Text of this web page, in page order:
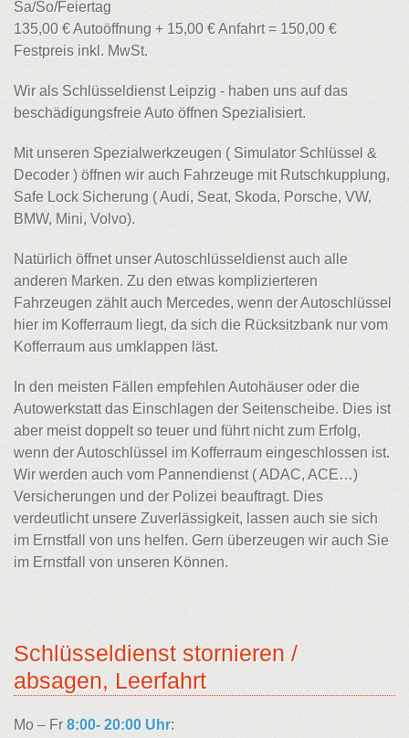
Sa/So/Feiertag
135,00 € Autoöffnung + 15,00 € Anfahrt = 150,00 €
Festpreis inkl. MwSt.
Wir als Schlüsseldienst Leipzig - haben uns auf das
beschädigungsfreie Auto öffnen Spezialisiert.
Mit unseren Spezialwerkzeugen ( Simulator Schlüssel &
Decoder ) öffnen wir auch Fahrzeuge mit Rutschkupplung,
Safe Lock Sicherung ( Audi, Seat, Skoda, Porsche, VW,
BMW, Mini, Volvo).
Natürlich öffnet unser Autoschlüsseldienst auch alle
anderen Marken. Zu den etwas komplizierteren
Fahrzeugen zählt auch Mercedes, wenn der Autoschlüssel
hier im Kofferraum liegt, da sich die Rücksitzbank nur vom
Kofferraum aus umklappen läst.
In den meisten Fällen empfehlen Autohäuser oder die
Autowerkstatt das Einschlagen der Seitenscheibe. Dies ist
aber meist doppelt so teuer und führt nicht zum Erfolg,
wenn der Autoschlüssel im Kofferraum eingeschlossen ist.
Wir werden auch vom Pannendienst ( ADAC, ACE…)
Versicherungen und der Polizei beauftragt. Dies
verdeutlicht unsere Zuverlässigkeit, lassen auch sie sich
im Ernstfall von uns helfen. Gern überzeugen wir auch Sie
im Ernstfall von unseren Können.
Schlüsseldienst stornieren /
absagen, Leerfahrt
Mo – Fr8:00- 20:00 Uhr: